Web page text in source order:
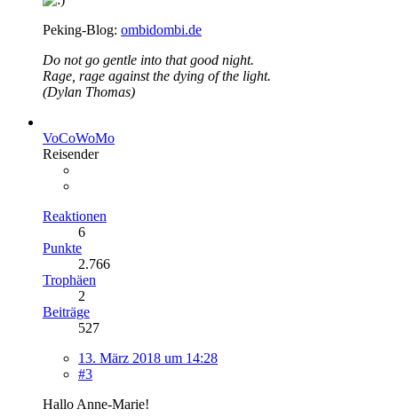
Peking-Blog: ombidombi.de
Do not go gentle into that good night.
Rage, rage against the dying of the light.
(Dylan Thomas)
VoCoWoMo
Reisender
Reaktionen
6
Punkte
2.766
Trophäen
2
Beiträge
527
13. März 2018 um 14:28
#3
Hallo Anne-Marie!